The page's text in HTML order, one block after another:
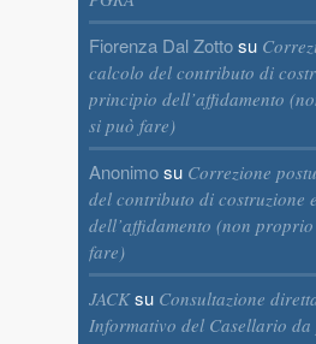
Fiorenza Dal Zottosu
calcolo del contributo di
principio dell’affidamento
si può fare)
Anonimosu Correzione
del contributo di costruzione
dell’affidamento (non
fare)
JACKsu Consultazione
Informativo del Casellario da